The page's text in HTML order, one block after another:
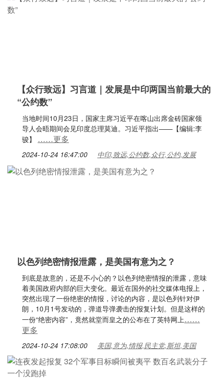
【众行致远】习言道｜发展是中印两国当前最大的
“公约数”
当地时间10月23日，国家主席习近平在喀山出席金砖国家领
导人会晤期间会见印度总理莫迪。习近平指出——【编辑:李
骏】 ……更多
2024-10-24 16:47:00 中印,致远,公约数,众行,公约,发展
以色列绝密情报泄露，是美国有意为之？
到底是故意的，还是不小心的？以色列绝密情报的泄露，意味
着美国政府内部的巨大变化。最近在国外的社交媒体电报上，
突然出现了一份绝密的情报，讨论的内容，是以色列针对伊
朗，10月1号发动的，弹道导弹袭击的报复计划。但是这样的
一份“绝密内容”，竟然就堂而皇之的公布在了英特网上……
更多
2024-10-24 17:08:00 美国,意为,情报,民主党,斯坦,美国